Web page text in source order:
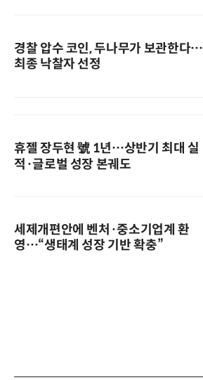
경찰 압수 코인, 두나무가 보관한다…
최종 낙찰자 선정
휴젤 장두현 號 1년…상반기 최대 실
적·글로벌 성장 본궤도
세제개편안에 벤처·중소기업계 환
영…“생태계 성장 기반 확충”